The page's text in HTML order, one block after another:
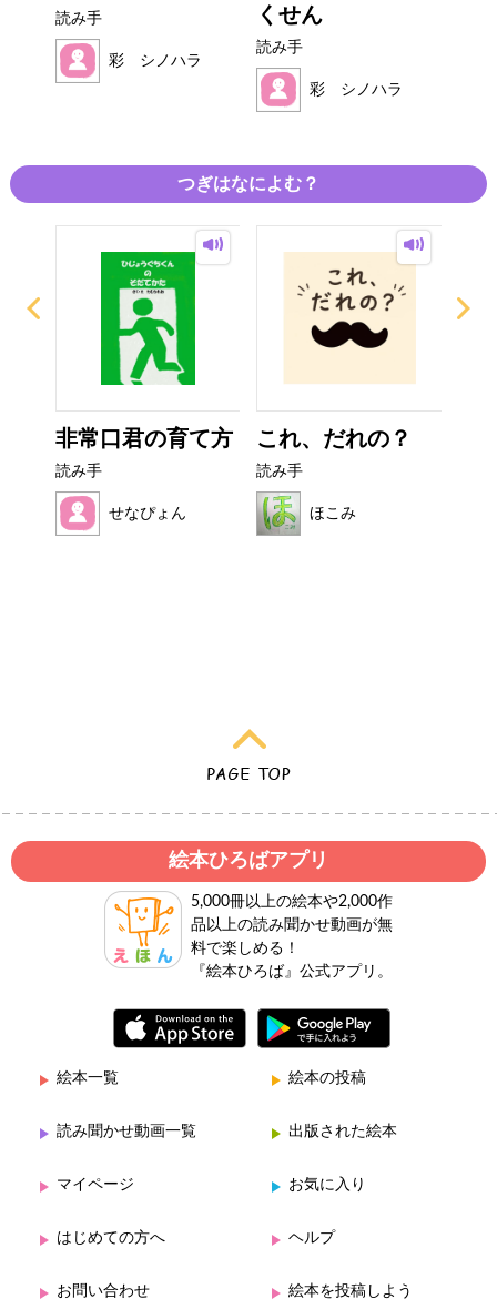
読み手
彩 シノハラ
くせん
読み手
彩 シノハラ
つぎはなによむ？
非常口君の育て方
読み手
せなぴょん
これ、だれの？
読み手
ほこみ
絵本ひろばアプリ
5,000冊以上の絵本や2,000作
品以上の読み聞かせ動画が無
料で楽しめる！
『絵本ひろば』公式アプリ。
絵本一覧 絵本の投稿
読み聞かせ動画一覧 出版された絵本
マイページ お気に入り
はじめての方へ ヘルプ
お問い合わせ 絵本を投稿しよう